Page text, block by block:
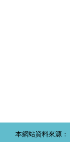
本網站資料來源：